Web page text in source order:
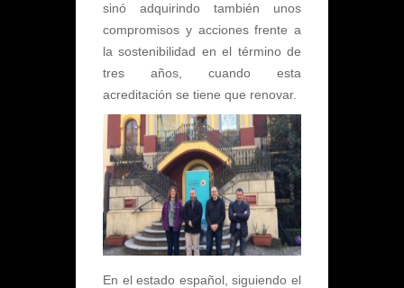
sinó adquirindo también unos
compromisos y acciones frente a
la sostenibilidad en el término de
tres años, cuando esta
acreditación se tiene que renovar.
En el estado español, siguiendo el